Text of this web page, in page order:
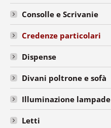
Consolle e Scrivanie
Credenze particolari
Dispense
Divani poltrone e sofà
Illuminazione lampade
Letti